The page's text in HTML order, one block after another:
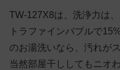
TW-127X8は、洗浄力は
トラファインバブルで
のお湯洗いなら、汚れが
当然部屋干ししてもニオ